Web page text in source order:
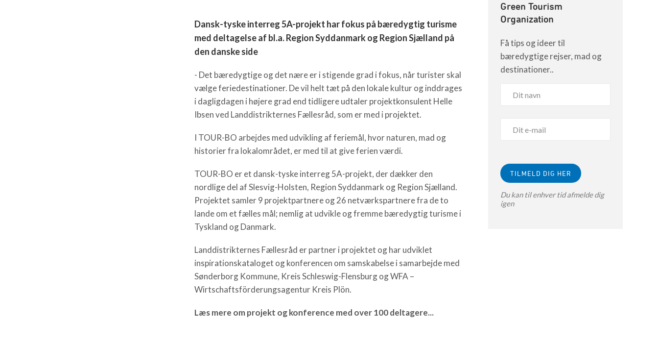
Dansk-tyske interreg 5A-projekt har fokus på bæredygtig turisme
med deltagelse af bl.a. Region Syddanmark og Region Sjælland på
den danske side
- Det bæredygtige og det nære er i stigende grad i fokus, når turister skal
vælge feriedestinationer. De vil helt tæt på den lokale kultur og inddrages
i dagligdagen i højere grad end tidligere udtaler projektkonsulent Helle
Ibsen ved Landdistrikternes Fællesråd, som er med i projektet.
I TOUR-BO arbejdes med udvikling af feriemål, hvor naturen, mad og
historier fra lokalområdet, er med til at give ferien værdi.
TOUR-BO er et dansk-tyske interreg 5A-projekt, der dækker den
nordlige del af Slesvig-Holsten, Region Syddanmark og Region Sjælland.
Projektet samler 9 projektpartnere og 26 netværkspartnere fra de to
lande om et fælles mål; nemlig at udvikle og fremme bæredygtig turisme i
Tyskland og Danmark.
Landdistrikternes Fællesråd er partner i projektet og har udviklet
inspirationskataloget og konferencen om samskabelse i samarbejde med
Sønderborg Kommune, Kreis Schleswig-Flensburg og WFA –
Wirtschaftsförderungsagentur Kreis Plön.
Læs mere om projekt og konference med over 100 deltagere...
Green Tourism
Organization
Få tips og ideer til
bæredygtige rejser, mad og
destinationer..
Du kan til enhver tid afmelde dig
igen